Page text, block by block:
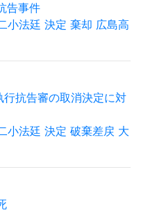
告事件
小法廷 決定 棄却 広島高
抗告審の取消決定に対
小法廷 決定 破棄差戻 大